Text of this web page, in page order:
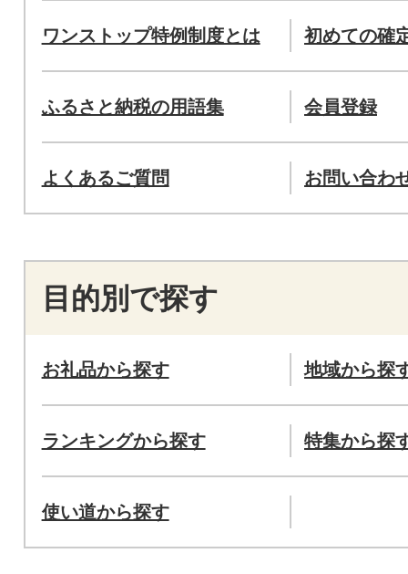
ワンストップ特例制度とは 初めての確
ふるさと納税の用語集 会員登録
よくあるご質問 お問い合わ
目的別で探す
お礼品から探す 地域から探
ランキングから探す 特集から探
使い道から探す